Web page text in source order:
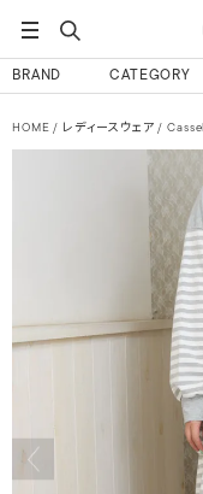
BRAND CATEGORY
HOME レディースウェア